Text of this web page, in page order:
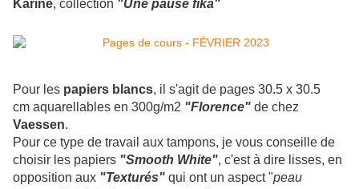
Karine, collection "Une pause fika"
Pour les papiers blancs, il s'agit de pages 30.5 x 30.5
cm aquarellables en 300g/m2 "Florence" de chez
Vaessen.
Pour ce type de travail aux tampons, je vous conseille de
choisir les papiers "Smooth White", c'est à dire lisses, en
opposition aux "Texturés" qui ont un aspect "peau